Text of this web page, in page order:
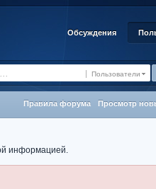
Обсуждения
Пользователи
Правила форума Просмотр
информацией.